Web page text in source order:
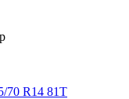
70 R14 81T